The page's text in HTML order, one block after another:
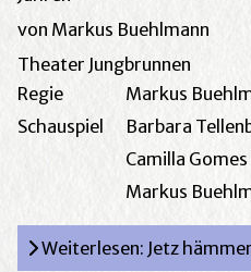
von Markus Buehlmann
Theater Jungbrunnen
Regie
Markus
Schauspiel
Barbara
Camilla
Markus
Weiterlesen: Jetz